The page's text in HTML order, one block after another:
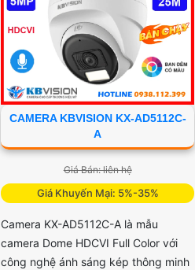
CAMERA KBVISION KX-AD5112C-
A
Giá Bán: liên hệ
Giá Khuyến Mại: 5%-35%
Camera KX-AD5112C-A là mẫu
camera Dome HDCVI Full Color với
công nghệ ánh sáng kép thông minh